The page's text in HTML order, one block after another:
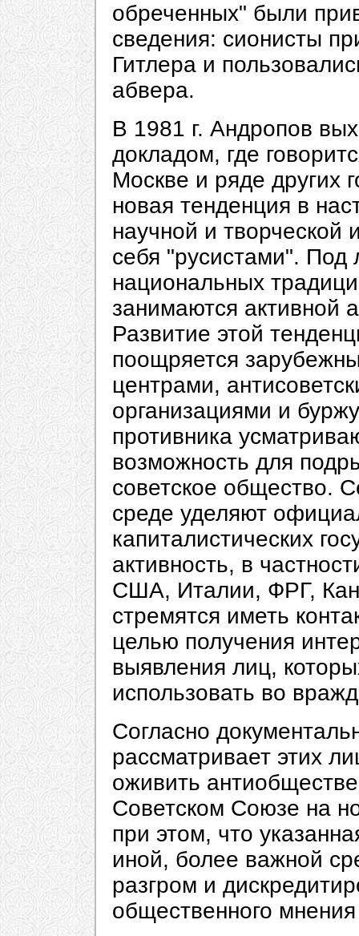
обреченных" были
сведения: сионисты
Гитлера и
абвера.
В 1981 г. Андропов
докладом, где
Москве и ряде других
новая тенденция в
научной и
себя "русистами". Под
национальных
занимаются активной
Развитие этой
поощряется
центрами,
организациями и
противника
возможность для
советское общество.
среде уделяют
капиталистических
активность, в
США, Италии, ФРГ,
стремятся иметь
целью получения
выявления лиц,
использовать во
Согласно
рассматривает этих
оживить
Советском Союзе на
при этом, что
иной, более важной
разгром и
общественного